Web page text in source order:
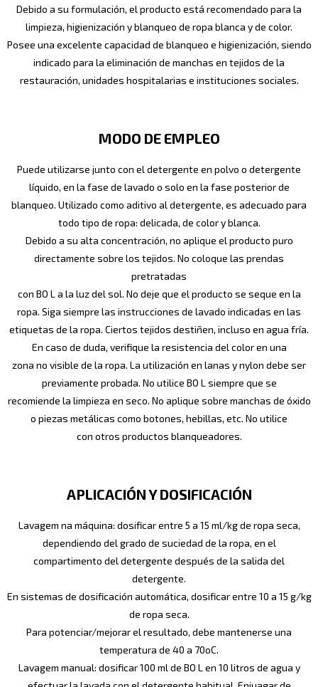
Debido a su formulación, el producto está recomendado para la
limpieza, higienización y blanqueo de ropa blanca y de color.
Posee una excelente capacidad de blanqueo e higienización, siendo
indicado para la eliminación de manchas en tejidos de la
restauración, unidades hospitalarias e instituciones sociales.
MODO DE EMPLEO
Puede utilizarse junto con el detergente en polvo o detergente
líquido, en la fase de lavado o solo en la fase posterior de
blanqueo. Utilizado como aditivo al detergente, es adecuado para
todo tipo de ropa: delicada, de color y blanca.
Debido a su alta concentración, no aplique el producto puro
directamente sobre los tejidos. No coloque las prendas
pretratadas
con BO L a la luz del sol. No deje que el producto se seque en la
ropa. Siga siempre las instrucciones de lavado indicadas en las
etiquetas de la ropa. Ciertos tejidos destiñen, incluso en agua fría.
En caso de duda, verifique la resistencia del color en una
zona no visible de la ropa. La utilización en lanas y nylon debe ser
previamente probada. No utilice BO L siempre que se
recomiende la limpieza en seco. No aplique sobre manchas de óxido
o piezas metálicas como botones, hebillas, etc. No utilice
con otros productos blanqueadores.
APLICACIÓN Y DOSIFICACIÓN
Lavagem na máquina: dosificar entre 5 a 15 ml/kg de ropa seca,
dependiendo del grado de suciedad de la ropa, en el
compartimento del detergente después de la salida del
detergente.
En sistemas de dosificación automática, dosificar entre 10 a 15 g/kg
de ropa seca.
Para potenciar/mejorar el resultado, debe mantenerse una
temperatura de 40 a 70oC.
Lavagem manual: dosificar 100 ml de BO L en 10 litros de agua y